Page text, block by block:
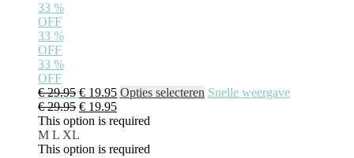
33 %
OFF
33 %
OFF
33 %
OFF
€29.95 € 19.95 Opties selecteren Snelle weergave
€29.95 € 19.95
This option is required
M L XL
This option is required